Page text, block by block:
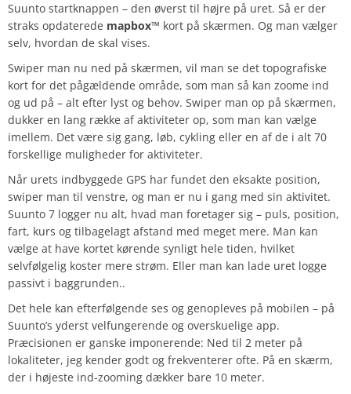
Suunto startknappen – den øverst til højre på uret. Så er der
straks opdaterede mapbox™️ kort på skærmen. Og man vælger
selv, hvordan de skal vises.
Swiper man nu ned på skærmen, vil man se det topografiske
kort for det pågældende område, som man så kan zoome ind
og ud på – alt efter lyst og behov. Swiper man op på skærmen,
dukker en lang række af aktiviteter op, som man kan vælge
imellem. Det være sig gang, løb, cykling eller en af de i alt 70
forskellige muligheder for aktiviteter.
Når urets indbyggede GPS har fundet den eksakte position,
swiper man til venstre, og man er nu i gang med sin aktivitet.
Suunto 7 logger nu alt, hvad man foretager sig – puls, position,
fart, kurs og tilbagelagt afstand med meget mere. Man kan
vælge at have kortet kørende synligt hele tiden, hvilket
selvfølgelig koster mere strøm. Eller man kan lade uret logge
passivt i baggrunden..
Det hele kan efterfølgende ses og genopleves på mobilen – på
Suunto’s yderst velfungerende og overskuelige app.
Præcisionen er ganske imponerende: Ned til 2 meter på
lokaliteter, jeg kender godt og frekventerer ofte. På en skærm,
der i højeste ind-zooming dækker bare 10 meter.